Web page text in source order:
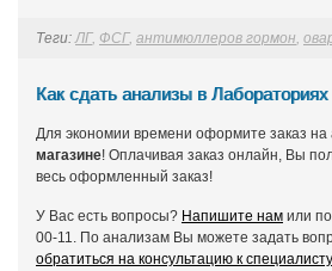
Теги: ЛГ, ФСГ, антимюллеров гормон
Как сдать анализы в
Для экономии времени оформите заказ на
магазине! Оплачивая заказ онлайн, Вы
весь оформленный заказ!
У Вас есть вопросы? Напишите нам или
00-11. По анализам Вы можете задать
обратиться на консультацию к специалисту